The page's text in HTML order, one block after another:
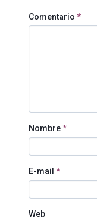
Comentario *
Nombre*
E-mail *
Web